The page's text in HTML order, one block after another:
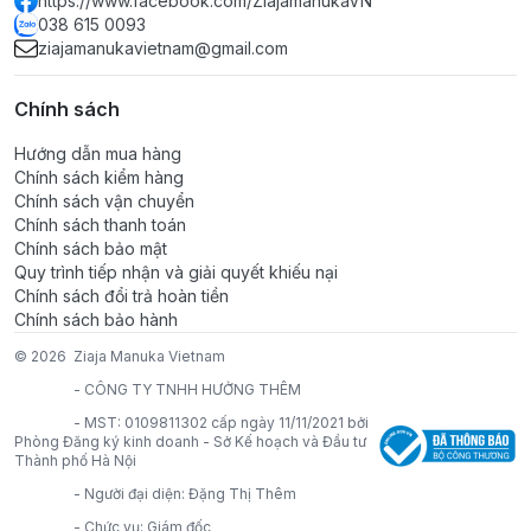
• Thương hiệu: Perfecta Pharmacy · Hãng sản xuất:
Farmona (Ba Lan)
• Đối tượng: Mọi đối tượng, đặc biệt da nhạy cảm, dễ
kích ứng, mẩn đỏ (không dùng cho trẻ dưới 3 tuổi)
• Đạt tiêu chuẩn Dược - Mỹ phẩm Châu Âu; kiểm
nghiệm da liễu, được các bác sĩ phụ sản khuyên dùng
• Nhập khẩu và phân phối độc quyền tại Việt Nam bởi
Dược Bắc Ninh
🧴 HƯỚNG DẪN SỬ DỤNG
1️⃣ Lấy 1–2 giọt ra lòng bàn tay, pha loãng với một ít
nước
2️⃣ Vệ sinh nhẹ nhàng vùng kín, sau đó rửa kỹ lại bằng
nước sạch
3️⃣ Dùng 1–2 lần/ngày; có thể dùng thay xà phòng tắm
rửa hàng ngày cho da nhạy cảm
📦 BẢO QUẢN
038 615 0093
ziajamanukavietnam@gmail.com
Chính sách
Hướng dẫn mua hàng
Chính sách kiểm hàng
Chính sách vận chuyển
Chính sách thanh toán
Chính sách bảo mật
Quy trình tiếp nhận và giải quyết khiếu nại
Chính sách đổi trả hoàn tiền
Chính sách bảo hành
© 2026 Ziaja Manuka Vietnam
- CÔNG TY TNHH HƯỞNG THÊM
- MST: 0109811302 cấp ngày 11/11/2021 bởi
Phòng Đăng ký kinh doanh - Sở Kế hoạch và Đầu tư
Thành phố Hà Nội
- Người đại diện: Đặng Thị Thêm
- Chức vụ: Giám đốc